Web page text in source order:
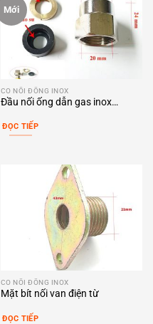
Mới
CO NỐI ĐỒNG INOX
Đầu nối ống dẫn gas inox
ĐỌC TIẾP
CO NỐI ĐỒNG INOX
Mặt bít nối van điện từ
ĐỌC TIẾP